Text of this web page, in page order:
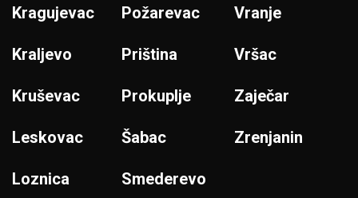
Kragujevac
Kraljevo
Kruševac
Leskovac
Loznica
Požarevac
Priština
Prokuplje
Šabac
Smederevo
Vranje
Vršac
Zaječar
Zrenjanin